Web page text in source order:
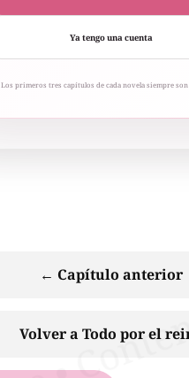
Ya tengo una cuenta
Los primeros tres capítulos de cada novela siempre
← Capítulo anterior
Volver a Todo por el